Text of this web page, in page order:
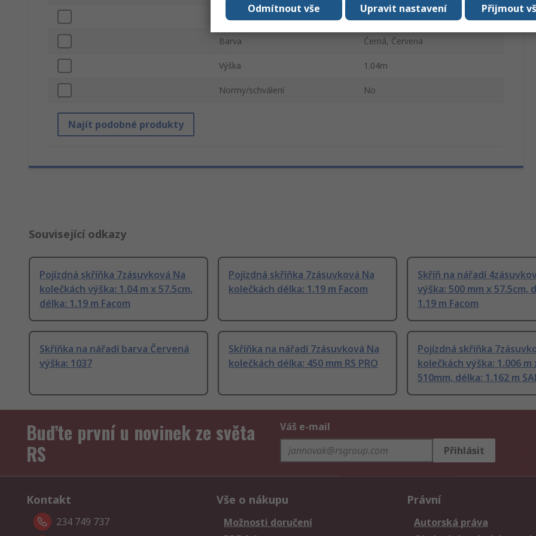
Šířka 57.5cm
Barva Černá, Červená
Výška 1.04m
Normy/schválení No
Najít podobné produkty
Související odkazy
Pojízdná skříňka 7zásuvková Na
kolečkách výška: 1.04 m x 57.5cm,
délka: 1.19 m Facom
Pojízdná skříňka 7zásuvková Na
kolečkách délka: 1.19 m Facom
Skříň na nářadí
výška: 500 mm x 57.5cm,
1.19 m Facom
Skříňka na nářadí barva Červená
výška: 1037
Skříňka na nářadí 7zásuvková Na
kolečkách délka: 450 mm RS PRO
Pojízdná skříňka
kolečkách výška: 1.006 m
510mm, délka: 1.162 m
Buďte první u novinek ze světa
RS
Váš e-mail
Přihlásit
Kontakt
234 749 737
Vše o nákupu
Možnosti doručení
Právní
Autorská práva
Přijmout
Upravit nastavení
Odmítnout vše